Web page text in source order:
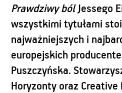
Prawdziwy bólJessego
wszystkimi tytułami
najważniejszych i
europejskich
Puszczyńska.
Horyzonty oraz Creative